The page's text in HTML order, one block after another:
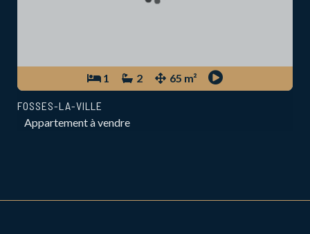
1 2 65 m²
FOSSES-LA-VILLE
Appartement à vendre